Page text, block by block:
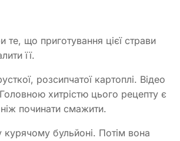
що приготування цієї страви
її.
розсипчатої картоплі. Відео
хитрістю цього рецепту є
починати смажити.
бульйоні. Потім вона